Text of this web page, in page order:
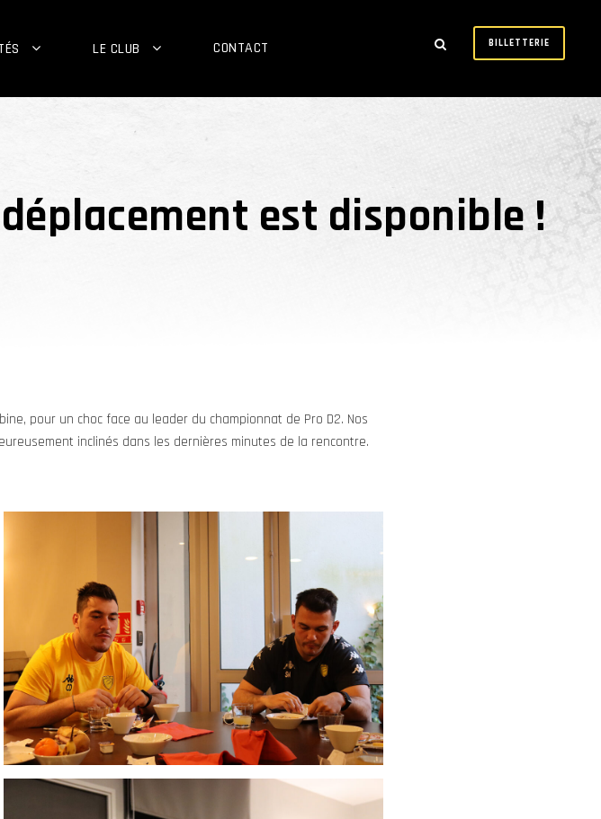
LE CLUB CONTACT BILLETTERIE
est disponible !
pour un choc face au leader du championnat de Pro D2. Nos
inclinés dans les dernières minutes de la rencontre.